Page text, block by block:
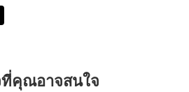
คุณอาจสนใจ